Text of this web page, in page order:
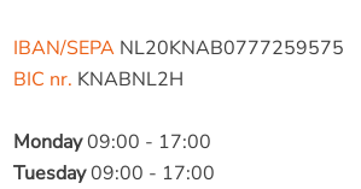
IBAN/SEPANL20KNAB0777259575
BIC nr. KNABNL2H
Monday09:00 - 17:00
Tuesday09:00 - 17:00